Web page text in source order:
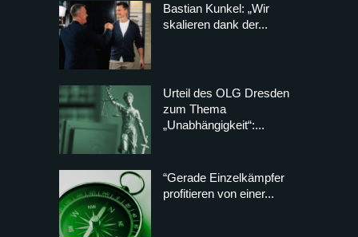
Bastian Kunkel: „Wir
skalieren dank der...
Urteil des OLG Dresden
zum Thema
„Unabhängigkeit“:...
“Gerade Einzelkämpfer
profitieren von einer...